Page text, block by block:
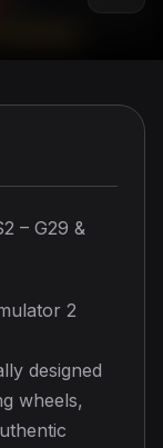
– G29 &
2
designed
wheels,